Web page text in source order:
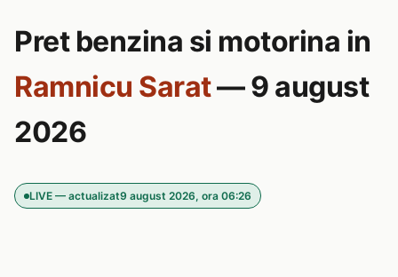
Pret benzina si motorina in
Ramnicu Sarat— 9 august
2026
LIVE — actualizat9 august 2026, ora 06:26